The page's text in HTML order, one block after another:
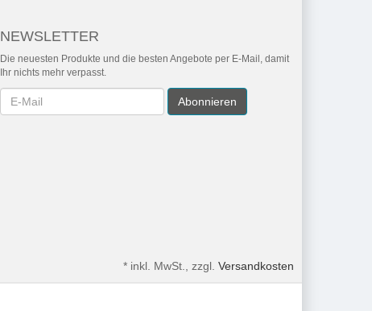
NEWSLETTER
Die neuesten Produkte und die besten Angebote per E-Mail, damit
Ihr nichts mehr verpasst.
Newsletter Abonnieren
* inkl. MwSt., zzgl. Versandkosten